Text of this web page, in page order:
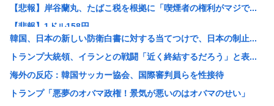
【悲報】岸谷蘭丸、たばこ税を根拠に「喫煙者の権利がマジで...
【悲報】1ドル158円
【悲報】夏のピーク、もう終わってた
カズレーザー、車の任意保険を巡り持論「強制しろよ！」「保...
【画像】美人ママ、息子との入浴中の画像が流出した結果・・...
江戸時代から続く「邪馬台国論争」最前線！ 最新研究で見え...
韓国、日本の新しい防衛白書に対する当てつけで、日本の制止...
トランプ大統領、イランとの戦闘「近く終結するだろう」と表...
海外の反応：韓国サッカー協会、国際審判員らを性接待
トランプ「悪夢のオバマ政権！景気が悪いのはオバマのせい」